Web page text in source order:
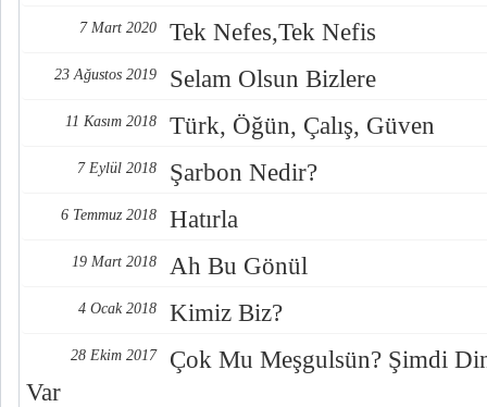
7 Mart 2020 Tek Nefes,Tek Nefis
23 Ağustos 2019 Selam Olsun Bizlere
11 Kasım 2018 Türk, Öğün, Çalış, Güven
7 Eylül 2018 Şarbon Nedir?
6 Temmuz 2018 Hatırla
19 Mart 2018 Ah Bu Gönül
4 Ocak 2018 Kimiz Biz?
28 Ekim 2017
Çok Mu Meşgulsün? Şimdi
Var